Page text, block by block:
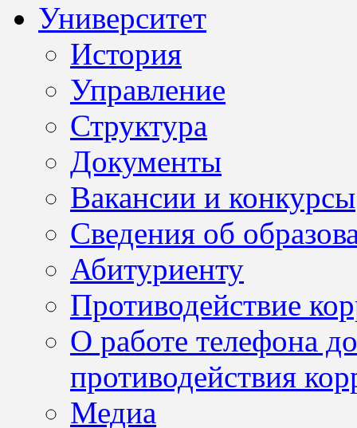
Университет
История
Управление
Структура
Документы
Вакансии и конкурсы
Сведения об
Абитуриенту
Противодействие
О работе телефона
противодействия
Медиа